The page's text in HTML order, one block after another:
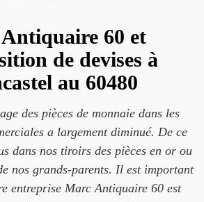
60 et
de devises à
au 60480
des pièces de monnaie dans les
a largement diminué. De ce
dans nos tiroirs des pièces en or ou
nos grands-parents. Il est important
entreprise Marc Antiquaire 60 est